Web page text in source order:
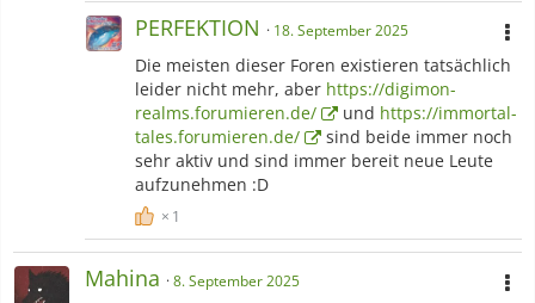
PERFEKTION 18. September 2025
Die meisten dieser Foren existieren tatsächlich
leider nicht mehr, aber https://digimon-
realms.forumieren.de/
und https://immortal-
tales.forumieren.de/
sind beide immer noch
sehr aktiv und sind immer bereit neue Leute
aufzunehmen :D
1
Mahina 8. September 2025